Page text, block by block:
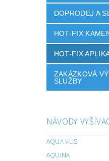
DOPRODEJ A
HOT-FIX
HOT-FIX
ZAKÁZKOVÁ
SLUŽBY
NÁVODY
AQUA VLIS
AQUINA